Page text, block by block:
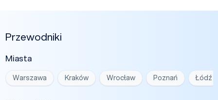
Przewodniki
Miasta
Warszawa Kraków Wrocław Poznań Łódź